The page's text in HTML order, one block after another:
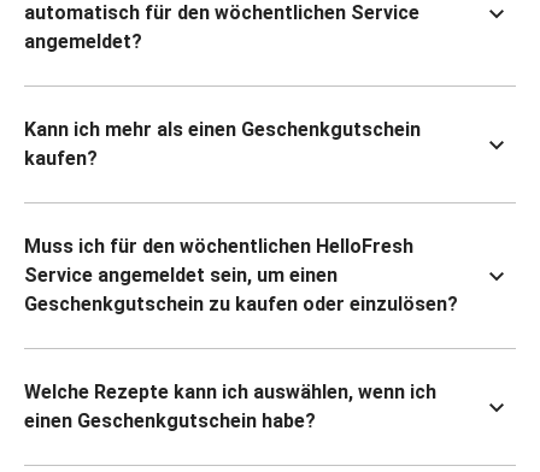
automatisch für den wöchentlichen Service
angemeldet?
Kann ich mehr als einen Geschenkgutschein
kaufen?
Muss ich für den wöchentlichen HelloFresh
Service angemeldet sein, um einen
Geschenkgutschein zu kaufen oder einzulösen?
Welche Rezepte kann ich auswählen, wenn ich
einen Geschenkgutschein habe?